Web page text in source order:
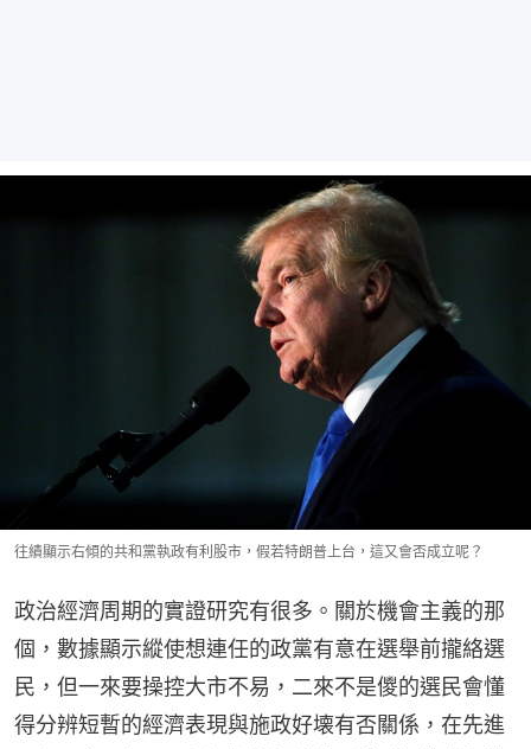
往績顯示右傾的共和黨執政有利股市，假若特朗普上台，這又會否成立呢？
政治經濟周期的實證研究有很多。關於機會主義的那
個，數據顯示縱使想連任的政黨有意在選舉前攏絡選
民，但一來要操控大市不易，二來不是儍的選民會懂
得分辨短暫的經濟表現與施政好壊有否關係，在先進